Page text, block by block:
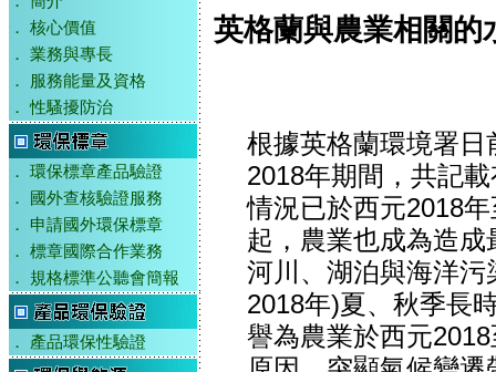
．
核心價值
．
業務與專長
．
服務能量及資格
．
性騷擾防治
．
環保標章產品驗證
．
國外查核驗證服務
．
申請國外環保標章
．
標章國際合作業務
．
規格標準公聽會簡報
． 產品環保性驗證
英格蘭與農業相關的
根據英格蘭環境署
2018年期間，共記
情況已於西元2018
起，農業也成為造
河川、湖泊與海洋
2018年)夏、秋季長
譽為農業於西元